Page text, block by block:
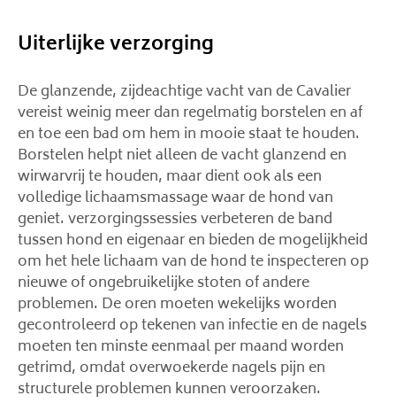
Uiterlijke verzorging
De glanzende, zijdeachtige vacht van de Cavalier
vereist weinig meer dan regelmatig borstelen en af ​​
en toe een bad om hem in mooie staat te houden.
Borstelen helpt niet alleen de vacht glanzend en
wirwarvrij te houden, maar dient ook als een
volledige lichaamsmassage waar de hond van
geniet. verzorgingssessies verbeteren de band
tussen hond en eigenaar en bieden de mogelijkheid
om het hele lichaam van de hond te inspecteren op
nieuwe of ongebruikelijke stoten of andere
problemen. De oren moeten wekelijks worden
gecontroleerd op tekenen van infectie en de nagels
moeten ten minste eenmaal per maand worden
getrimd, omdat overwoekerde nagels pijn en
structurele problemen kunnen veroorzaken.